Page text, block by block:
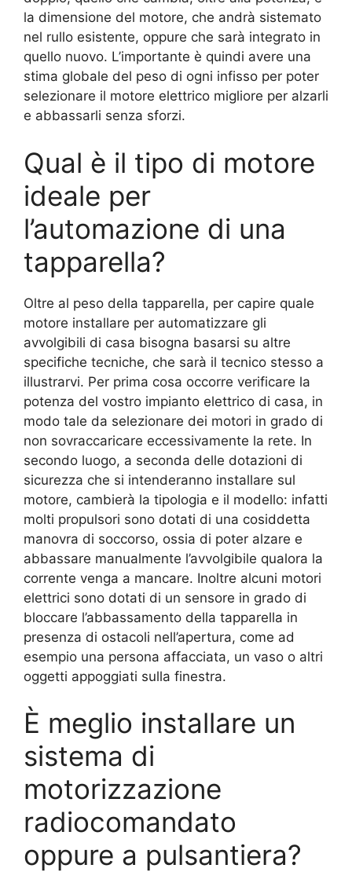
la dimensione del motore, che andrà sistemato
nel rullo esistente, oppure che sarà integrato in
quello nuovo. L’importante è quindi avere una
stima globale del peso di ogni infisso per poter
selezionare il motore elettrico migliore per alzarli
e abbassarli senza sforzi.
Qual è il tipo di motore
ideale per
l’automazione di una
tapparella?
Oltre al peso della tapparella, per capire quale
motore installare per automatizzare gli
avvolgibili di casa bisogna basarsi su altre
specifiche tecniche, che sarà il tecnico stesso a
illustrarvi. Per prima cosa occorre verificare la
potenza del vostro impianto elettrico di casa, in
modo tale da selezionare dei motori in grado di
non sovraccaricare eccessivamente la rete. In
secondo luogo, a seconda delle dotazioni di
sicurezza che si intenderanno installare sul
motore, cambierà la tipologia e il modello: infatti
molti propulsori sono dotati di una cosiddetta
manovra di soccorso, ossia di poter alzare e
abbassare manualmente l’avvolgibile qualora la
corrente venga a mancare. Inoltre alcuni motori
elettrici sono dotati di un sensore in grado di
bloccare l’abbassamento della tapparella in
presenza di ostacoli nell’apertura, come ad
esempio una persona affacciata, un vaso o altri
oggetti appoggiati sulla finestra.
È meglio installare un
sistema di
motorizzazione
radiocomandato
oppure a pulsantiera?